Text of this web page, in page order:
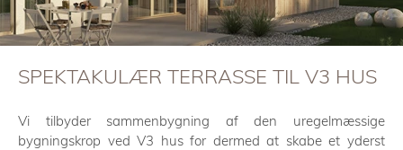
SPEKTAKULÆR TERRASSE TIL V3 HUS
Vi tilbyder sammenbygning af den uregelmæssige
bygningskrop ved V3 hus for dermed at skabe et yderst